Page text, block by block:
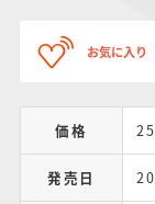
お気に入り
価格
発売日